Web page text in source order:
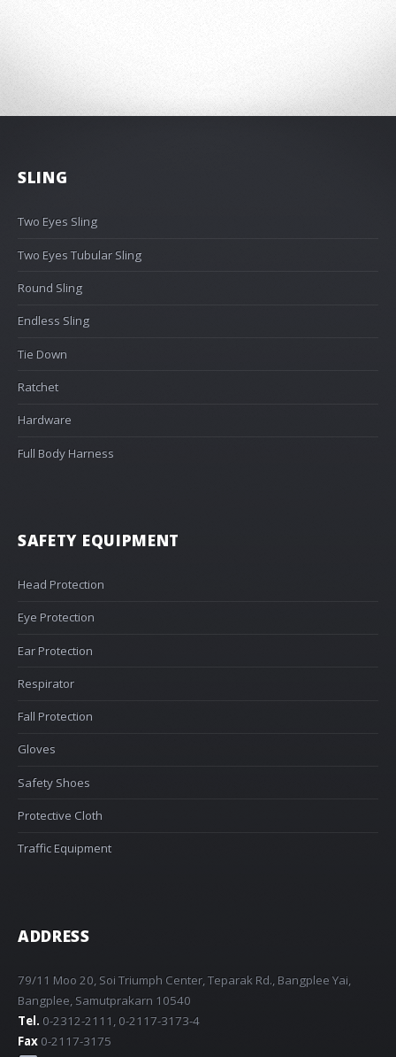
SLING
Two Eyes Sling
Two Eyes Tubular Sling
Round Sling
Endless Sling
Tie Down
Ratchet
Hardware
Full Body Harness
SAFETY EQUIPMENT
Head Protection
Eye Protection
Ear Protection
Respirator
Fall Protection
Gloves
Safety Shoes
Protective Cloth
Traffic Equipment
ADDRESS
79/11 Moo 20, Soi Triumph Center, Teparak Rd., Bangplee Yai,
Bangplee, Samutprakarn 10540
Tel. 0-2312-2111, 0-2117-3173-4
Fax 0-2117-3175